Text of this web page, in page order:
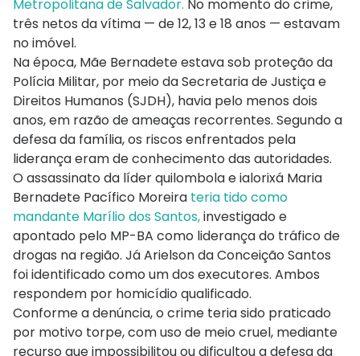
Metropolitana de Salvador. No momento do crime,
três netos da vítima — de 12, 13 e 18 anos — estavam
no imóvel.
Na época, Mãe Bernadete estava sob proteção da
Polícia Militar, por meio da Secretaria de Justiça e
Direitos Humanos (SJDH), havia pelo menos dois
anos, em razão de ameaças recorrentes. Segundo a
defesa da família, os riscos enfrentados pela
liderança eram de conhecimento das autoridades.
O assassinato da líder quilombola e ialorixá Maria
Bernadete Pacífico Moreira teria tido como
mandante Marílio dos Santos,investigado e
apontado pelo MP-BA como liderança do tráfico de
drogas na região. Já Arielson da Conceição Santos
foi identificado como um dos executores. Ambos
respondem por homicídio qualificado.
Conforme a denúncia, o crime teria sido praticado
por motivo torpe, com uso de meio cruel, mediante
recurso que impossibilitou ou dificultou a defesa da